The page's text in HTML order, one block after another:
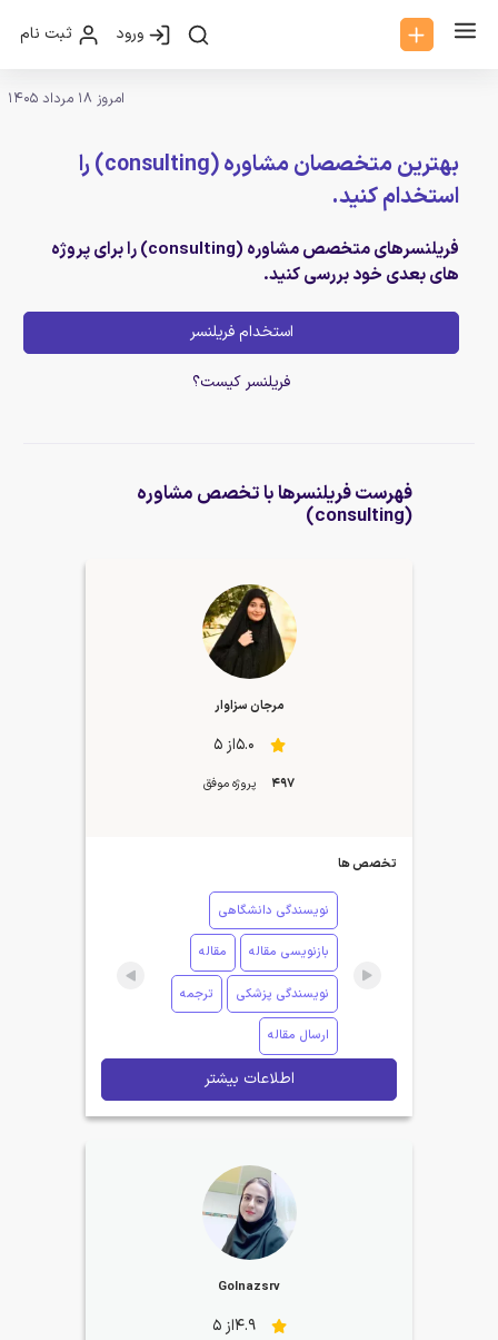
ورود ثبت نام
امروز 18 مرداد 1405
بهترین متخصصان مشاوره (consulting) را
استخدام کنید.
فریلنسرهای متخصص مشاوره (consulting) را برای پروژه
های بعدی خود بررسی کنید.
استخدام فریلنسر
فریلنسر کیست؟
فهرست فریلنسرها با تخصص مشاوره
(consulting)
مرجان سزاوار
5.0از 5
497 پروژه موفق
تخصص ها
نویسندگی دانشگاهی
بازنویسی مقاله مقاله
نویسندگی پزشکی ترجمه
ارسال مقاله
اطلاعات بیشتر
Golnazsrv
4.9از 5